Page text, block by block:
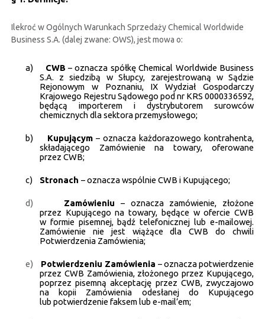
BEZPIECZEŃSTWO INFORMACJI
KONTAKT
Ilekroć w Ogólnych Warunkach Sprzedaży Chemical Worldwide
Business S.A. (dalej zwane: OWS), jest mowa o:
a) CWB – oznacza spółkę Chemical Worldwide Business
S.A. z siedzibą w Słupcy, zarejestrowaną w Sądzie
Rejonowym w Poznaniu, IX Wydział Gospodarczy
Krajowego Rejestru Sądowego pod nr KRS 0000336592,
będącą importerem i dystrybutorem surowców
chemicznych dla sektora przemysłowego;
b) Kupującym – oznacza każdorazowego kontrahenta,
składającego Zamówienie na towary, oferowane
przez CWB;
c) Stronach – oznacza wspólnie CWB i Kupującego;
d) Zamówieniu – oznacza zamówienie, złożone
przez Kupującego na towary, będące w ofercie CWB
w formie pisemnej, bądź telefonicznej lub e-mailowej.
Zamówienie nie jest wiążące dla CWB do chwili
Potwierdzenia Zamówienia;
e) Potwierdzeniu Zamówienia – oznacza potwierdzenie
przez CWB Zamówienia, złożonego przez Kupującego,
poprzez pisemną akceptację przez CWB, zwyczajowo
na kopii Zamówienia odesłanej do Kupującego
lub potwierdzenie faksem lub e-mail’em;